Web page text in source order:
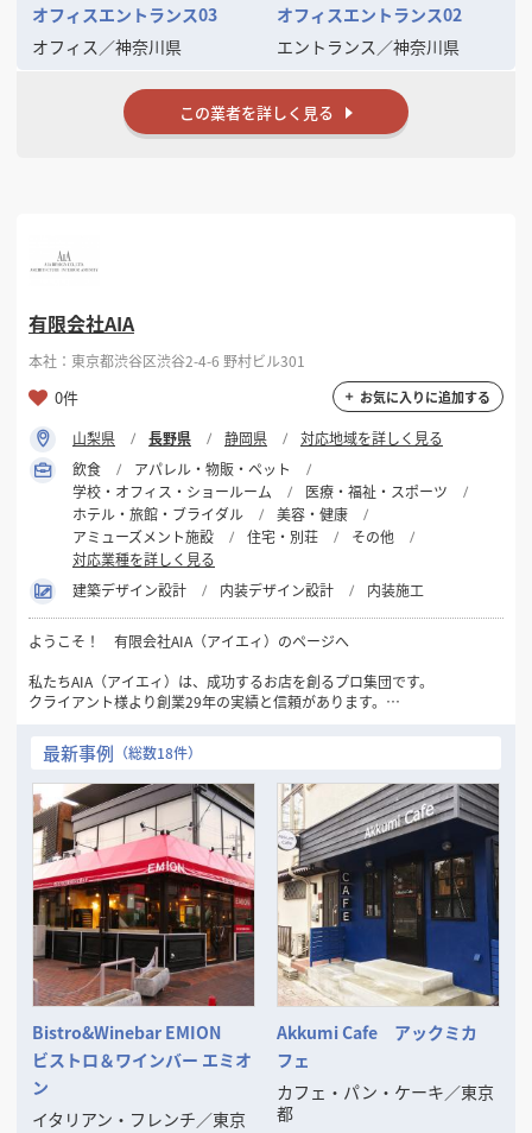
オフィスエントランス03
オフィス ／神奈川県
オフィスエントランス02
エントランス ／神奈川県
この業者を詳しく見る
有限会社AIA
本社：東京都渋谷区渋谷2-4-6 野村ビル301
0件 お気に入りに追加する
山梨県 長野県 静岡県
対応地域を詳しく見る
飲食
アパレル・物販・ペット
学校・オフィス・ショールーム
医療・福祉・スポーツ
ホテル・旅館・ブライダル
美容・健康
アミューズメント施設
住宅・別荘
その他
対応業種を詳しく見る
建築デザイン設計
内装デザイン設計 内装施工
ようこそ！ 有限会社AIA（アイエィ）のページへ
私たちAIA（アイエィ）は、成功するお店を創るプロ集団です。
クライアント様より創業29年の実績と信頼があります。
最初の御相談と御見積りは無料です。
■仕事のおおよその流れは、
お客様からの御相談➡物件探しのお手伝い➡レイアウト・3DCGパースな
どの御提案
➡御見積書の御提案➡成約➡工事施工➡完成引渡し➡開店準備➡オープン
➡アフターフォロー
■その他に次のようなご相談にも応じます、
◦ファイナンスの御相談
◦リースの御相談
◦物件取得の御相談（サブリースや大家さんなどへの対応）
◦その他お店に関するすべての御相談
ご一緒に良いお店を考え、楽しく創りましょう。
そして成功させましょう。
最新事例 （総数18件）
Bistro&Winebar EMION
ビストロ＆ワインバー エミオ
ン
イタリアン・フレンチ／東京
Akkumi Cafe アックミカ
フェ
カフェ・パン・ケーキ／東京
都